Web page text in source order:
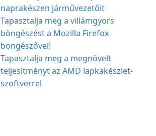
naprakészen járművezetőit
Tapasztalja meg a villámgyors
böngészést a Mozilla Firefox
böngészővel!
Tapasztalja meg a megnövelt
teljesítményt az AMD lapkakészlet-
szoftverrel